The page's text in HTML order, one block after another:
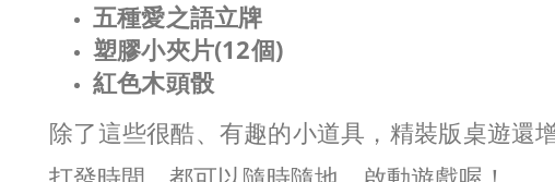
五種愛之語立牌
塑膠小夾片(12個)
紅色木頭骰
除了這些很酷、有趣的小道具，精裝版桌遊還